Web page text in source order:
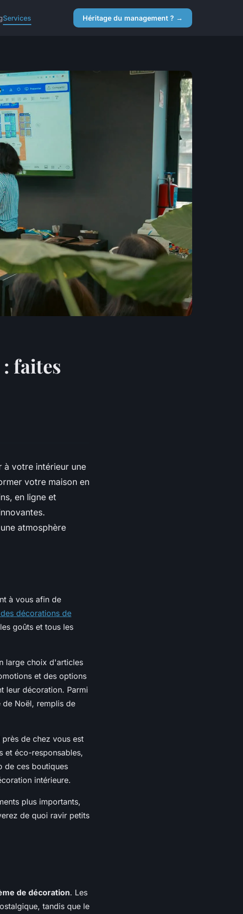
Services Héritage du management ? →
faites
à votre intérieur une
votre maison en
en ligne et
atmosphère
à vous afin de
décorations de
goûts et tous les
large choix d'articles
et des options
leur décoration. Parmi
de Noël, remplis de
de chez vous est
et éco-responsables,
de ces boutiques
intérieure.
plus importants,
de quoi ravir petits
de décoration. Les
tandis que le